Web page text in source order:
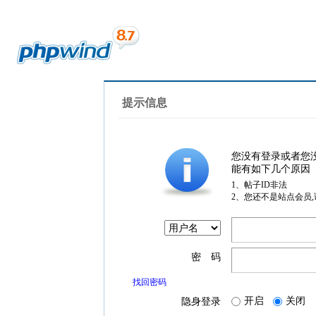
提示信息
您没有登录或者您
能有如下几个原因
1、帖子ID非法
2、您还不是站点会员
密 码
找回密码
隐身登录 开启 关闭